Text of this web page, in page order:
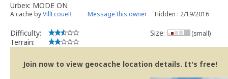
Urbex: MODE ON
A cache byVillEcoueR Message this owner Hidden : 2/19/2016
Difficulty:
Terrain:
Size: (small)
Join now to view geocache location details. It's free!